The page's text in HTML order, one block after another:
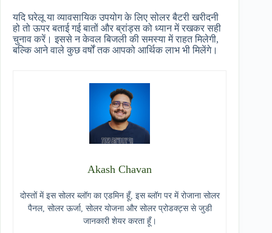
यदि घरेलू या व्यावसायिक उपयोग के लिए सोलर बैटरी खरीदनी
हो तो ऊपर बताई गई बातों और ब्रांड्स को ध्यान में रखकर सही
चुनाव करें। इससे न केवल बिजली की समस्या में राहत मिलेगी,
बल्कि आने वाले कुछ वर्षों तक आपको आर्थिक लाभ भी मिलेंगे।
Akash Chavan
दोस्तों में इस सोलर ब्लॉग का एडमिन हूँ, इस ब्लॉग पर में रोजाना सोलर
पैनल, सोलर ऊर्जा, सोलर योजना और सोलर प्रोडक्ट्स से जुडी
जानकारी शेयर करता हूँ।